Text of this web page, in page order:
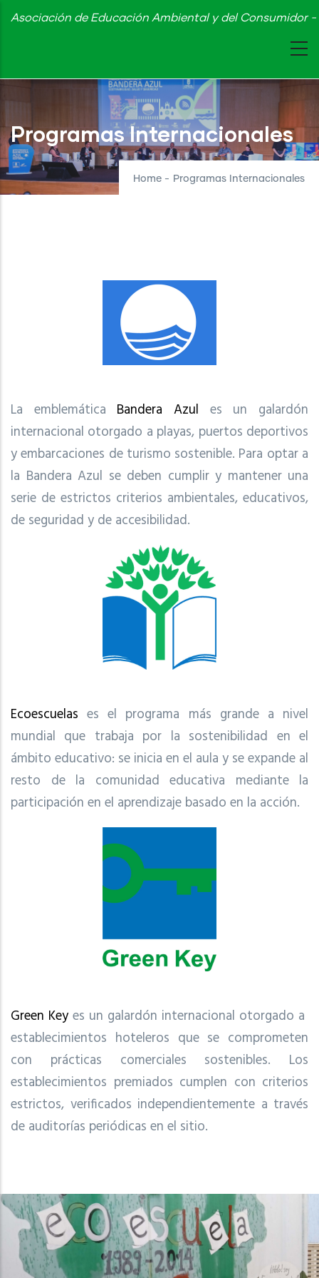
Skip
content
Asociación de Educación Ambiental y del Consumidor
Programas Internacionales
Home - Programas Internacionales
La emblemática Bandera Azul es un galardón
internacional otorgado a playas, puertos deportivos
y embarcaciones de turismo sostenible. Para optar a
la Bandera Azul se deben cumplir y mantener una
serie de estrictos criterios ambientales, educativos,
de seguridad y de accesibilidad.
Ecoescuelas es el programa más grande a nivel
mundial que trabaja por la sostenibilidad en el
ámbito educativo: se inicia en el aula y se expande al
resto de la comunidad educativa mediante la
participación en el aprendizaje basado en la acción.
Green Key es un galardón internacional otorgado a
establecimientos hoteleros que se comprometen
con prácticas comerciales sostenibles. Los
establecimientos premiados cumplen con criterios
estrictos, verificados independientemente a través
de auditorías periódicas en el sitio.